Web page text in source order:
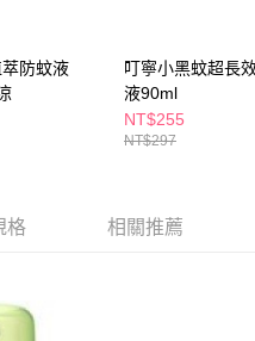
人或監護人之同意方可使用
起之損失，本公司不負相關責
個別帳號之用戶狀況，依本公司即
使用額度並採取法律行動。
費
防蚊液
叮寧小黑蚊超長
液90ml
NT$255
NT$297
格 相關推薦